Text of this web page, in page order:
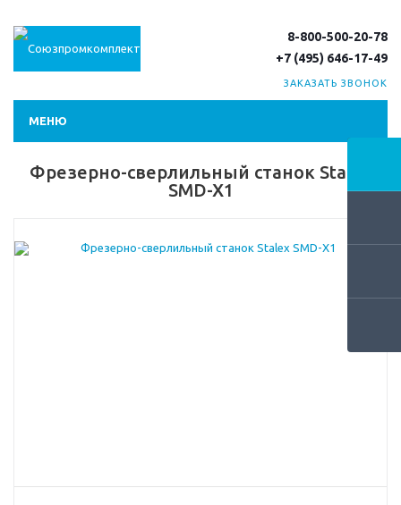
8-800-500-20-78
+7 (495) 646-17-49
ЗАКАЗАТЬ ЗВОНОК
МЕНЮ
Фрезерно-сверлильный станок Stalex
SMD-X1